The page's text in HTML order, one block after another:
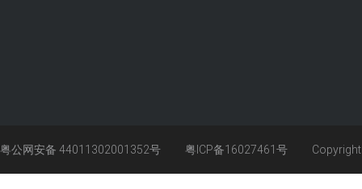
粤公网安备 44011302001352号 粤ICP备16027461号